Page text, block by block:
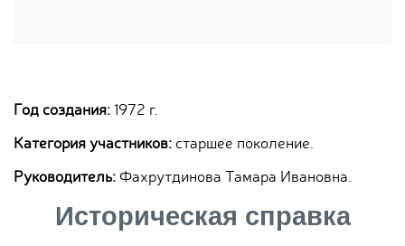
Год создания: 1972 г.
Категория участников: старшее поколение.
Руководитель:Фахрутдинова Тамара Ивановна.
Историческая справка